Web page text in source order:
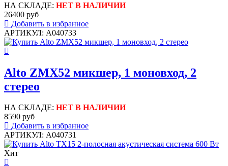
НА СКЛАДЕ: НЕТ В НАЛИЧИИ
26400 руб
Добавить в избранное
АРТИКУЛ: A040733
Alto ZMX52 микшер, 1 моновход, 2
стерео
НА СКЛАДЕ: НЕТ В НАЛИЧИИ
8590 руб
Добавить в избранное
АРТИКУЛ: A040731
Хит